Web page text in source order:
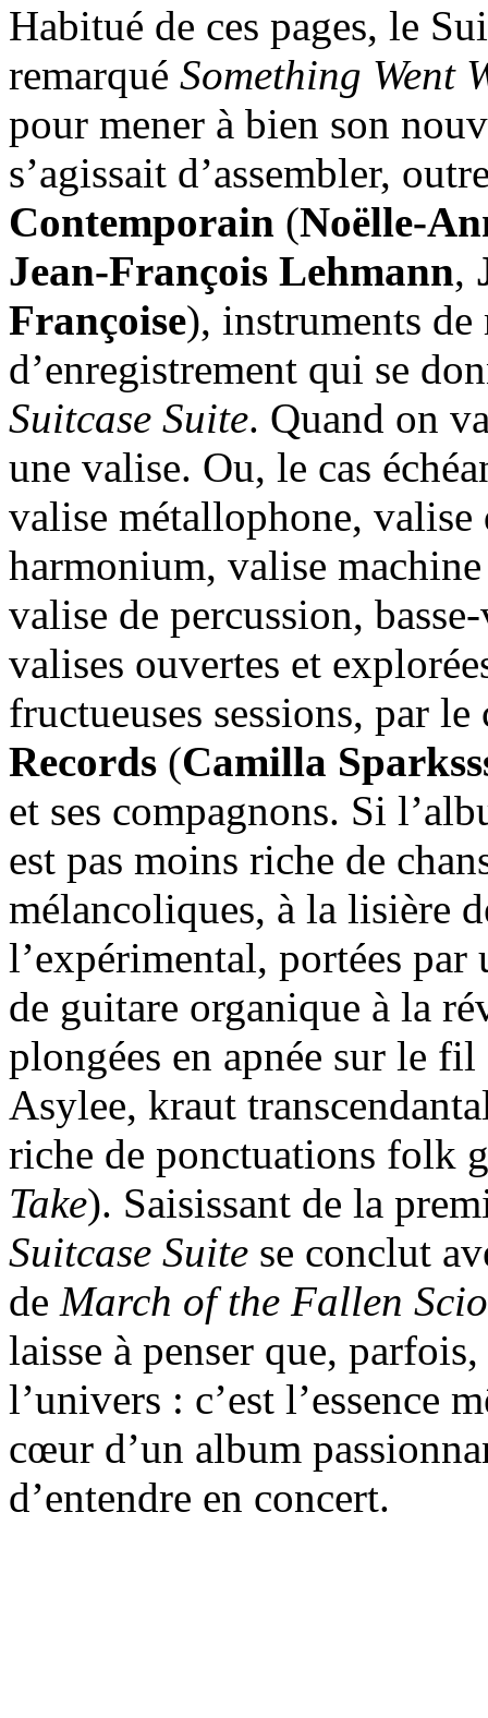
Habitué de ces pages, le
remarqué Something Went
pour mener à bien son
s’agissait d’assembler,
Contemporain (Noëlle-
Jean-François Lehmann,
Françoise), instruments
d’enregistrement qui se
Suitcase Suite. Quand on
une valise. Ou, le cas
valise métallophone,
harmonium, valise
valise de percussion,
valises ouvertes et
fructueuses sessions, par
Records (Camilla
et ses compagnons. Si
est pas moins riche de
mélancoliques, à la lisière
l’expérimental, portées
de guitare organique à la
plongées en apnée sur le
Asylee, kraut
riche de ponctuations folk
Take). Saisissant de la
Suitcase Suite se conclut
de March of the Fallen
laisse à penser que,
l’univers : c’est l’essence
cœur d’un album
d’entendre en concert.